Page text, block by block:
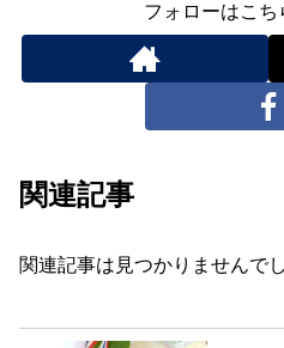
フォローはこ
関連記事
関連記事は見つかりませんでし